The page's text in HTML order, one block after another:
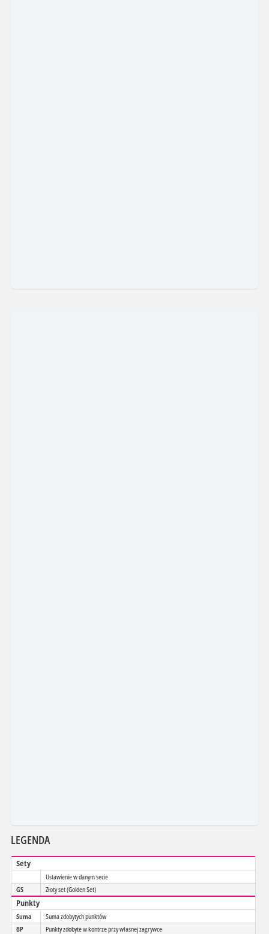
LEGENDA
Sety
Ustawienie w danym secie
GS
Złoty set (Golden Set)
Punkty
Suma
Suma zdobytych punktów
BP
Punkty zdobyte w kontrze przy własnej zagrywce